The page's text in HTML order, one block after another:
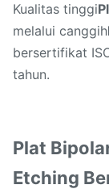
Kualitas tinggi
melalui canggih
bersertifikat
tahun.
Plat
Etching